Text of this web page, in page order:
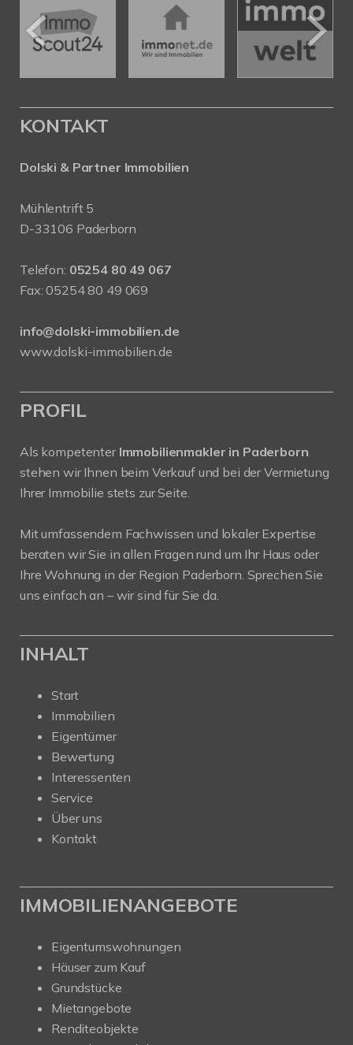
KONTAKT
Dolski & Partner Immobilien
Mühlentrift 5
D-33106 Paderborn
Telefon: 05254 80 49 067
Fax: 05254 80 49 069
info@dolski-immobilien.de
www.dolski-immobilien.de
PROFIL
Als kompetenter Immobilienmakler in Paderborn
stehen wir Ihnen beim Verkauf und bei der Vermietung
Ihrer Immobilie stets zur Seite.
Mit umfassendem Fachwissen und lokaler Expertise
beraten wir Sie in allen Fragen rund um Ihr Haus oder
Ihre Wohnung in der Region Paderborn. Sprechen Sie
uns einfach an – wir sind für Sie da.
INHALT
Start
Immobilien
Eigentümer
Bewertung
Interessenten
Service
Über uns
Kontakt
IMMOBILIENANGEBOTE
Eigentumswohnungen
Häuser zum Kauf
Grundstücke
Mietangebote
Renditeobjekte